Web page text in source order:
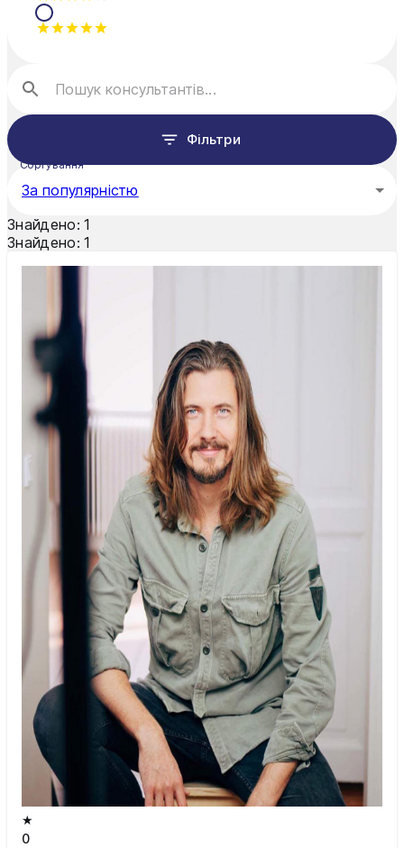
Фільтри
Сортування
За популярністю
Знайдено: 1
Знайдено: 1
★
0